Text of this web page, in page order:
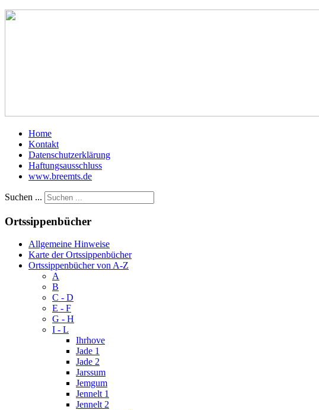
Home
Kontakt
Datenschutzerklärung
Haftungsausschluss
www.breemts.de
Suchen ...
Ortssippenbücher
Allgemeine Hinweise
Karte der Ortssippenbücher
Ortssippenbücher von A-Z
A
B
C - D
E - F
G - H
I - L
Ihrhove
Jade 1
Jade 2
Jarssum
Jemgum
Jennelt 1
Jennelt 2